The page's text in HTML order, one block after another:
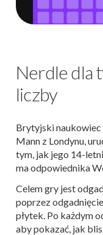
Nerdle dla
liczby
Brytyjski naukowiec
Mann z Londynu,
tym, jak jego 14-
ma odpowiednika
Celem gry jest
poprzez
płytek. Po każdym
aby pokazać, jak